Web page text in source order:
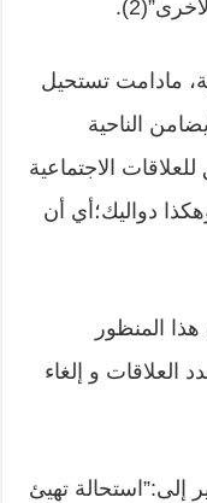
مادامت تستحيل
الناحية
الاجتماعية
دواليك؛أي أن
المنظور
العلاقات و إلغاء
إلى:”استحالة تهيئ